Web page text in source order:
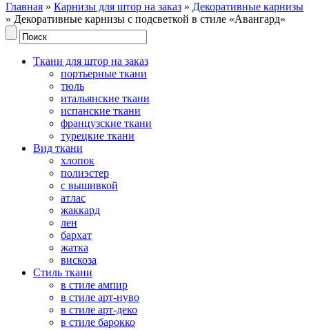
Главная » Карнизы для штор на заказ » Декоративные карнизы
» Декоративные карнизы с подсветкой в стиле «Авангард»
Ткани для штор на заказ
портьерные ткани
тюль
итальянские ткани
испанские ткани
французские ткани
турецкие ткани
Вид ткани
хлопок
полиэстер
с вышивкой
атлас
жаккард
лен
бархат
жатка
вискоза
Стиль ткани
в стиле ампир
в стиле арт-нуво
в стиле арт-деко
в стиле барокко